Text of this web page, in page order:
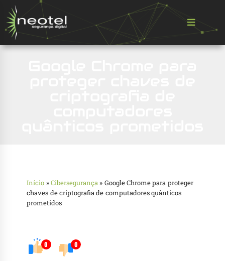
Início »Cibersegurança » Google Chrome para proteger
chaves de criptografia de computadores quânticos
prometidos
0 0